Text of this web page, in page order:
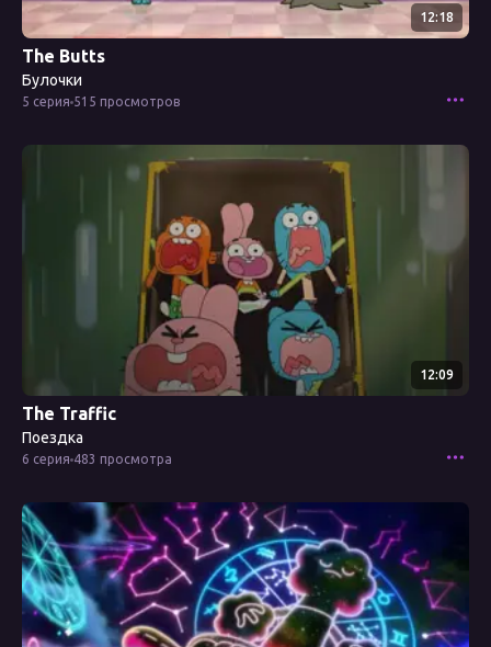
12:18
The Butts
Булочки
5 серия 515 просмотров
Смотреть эпизод
12:09
The Traffic
Поездка
6 серия 483 просмотра
Смотреть эпизод